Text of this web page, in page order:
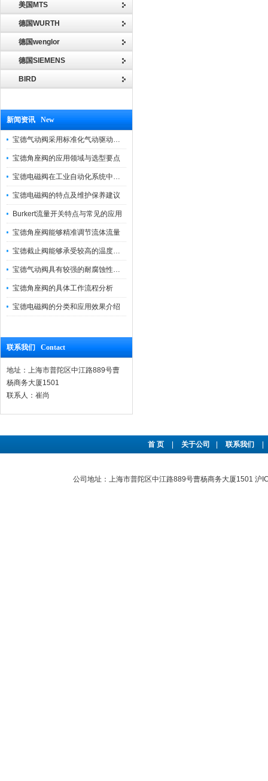
美国MTS
德国WURTH
德国wenglor
德国SIEMENS
BIRD
新闻资讯 New
宝德气动阀采用标准化气动驱动设计，可匹配各类工业气源工况
宝德角座阀的应用领域与选型要点
宝德电磁阀在工业自动化系统中的作用
宝德电磁阀的特点及维护保养建议
Burkert流量开关特点与常见的应用
宝德角座阀能够精准调节流体流量
宝德截止阀能够承受较高的温度和压力
宝德气动阀具有较强的耐腐蚀性和抗震性
宝德角座阀的具体工作流程分析
宝德电磁阀的分类和应用效果介绍
联系我们 Contact
地址：上海市普陀区中江路889号曹
杨商务大厦1501
联系人：崔尚
首 页 关于公司 联系我们
公司地址：上海市普陀区中江路889号曹杨商务大厦1501 沪